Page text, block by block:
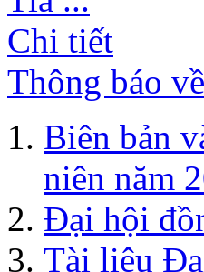
Chi tiết
Thông báo
Biên bản
niên năm
Đại hội
Tài liệu